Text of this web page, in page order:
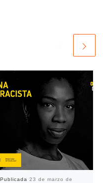
Publicada 23 de marzo de